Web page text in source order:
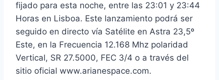
fijado para esta noche, entre las 23:01 y 23:44
Horas en Lisboa. Este lanzamiento podrá ser
seguido en directo vía Satélite en Astra 23,5º
Este, en la Frecuencia 12.168 Mhz polaridad
Vertical, SR 27.5000, FEC 3/4 o a través del
sitio oficial www.arianespace.com.